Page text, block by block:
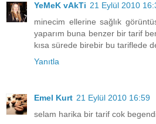
YeMeK vAkTi 21 Eylül 2010
minecim ellerine sağlık
yaparım buna benzer bir tarif
kısa sürede birebir bu tariflede
Yanıtla
Emel Kurt 21 Eylül 2010 16:59
selam harika bir tarif cok